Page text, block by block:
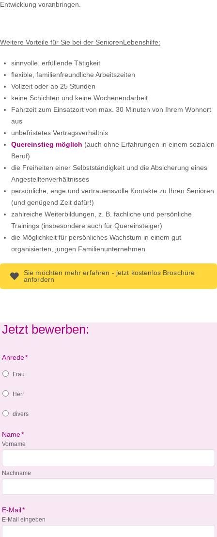
Entwicklung voranbringen.
Weitere Vorteile für Sie bei der SeniorenLebenshilfe:
sinnvolle, erfüllende Tätigkeit
flexible, familienfreundliche Arbeitszeiten
Vollzeit oder ab 25 Stunden
keine Schichten und keine Wochenendarbeit
Fahrzeit zum Einsatzort von max. 30 Minuten von Ihrem Wohnort
aus
unbefristetes Vertragsverhältnis
Quereinstieg möglich (auch ohne Erfahrungen in einem sozialen
Beruf)
die Freiheiten einer Selbstständigkeit und die Absicherung eines
Angestelltenverhältnisses
persönliche, enge und vertrauensvolle Kontakte zu Ihren Senioren
(und genügend Zeit dafür!)
zahlreiche Weiterbildungen, z. B. fachliche und persönliche
Trainings (insbesondere auch für Quereinsteiger)
die Möglichkeit für persönliches Wachstum in einem gut
organisierten, jungen Familienunternehmen
Sie möchten mehr erfahren - jetzt kostenlos Broschüre
anfordern
Jetzt bewerben:
Anrede*
Frau
Herr
divers
Name*
Vorname
Nachname
E-Mail*
E-Mail eingeben